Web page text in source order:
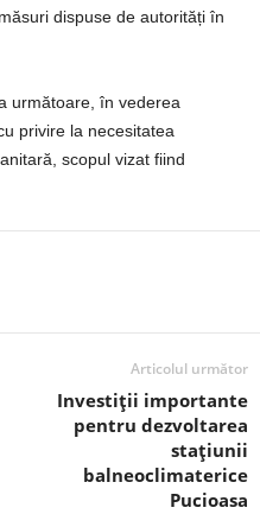
dispuse de autorități în
următoare, în vederea
privire la necesitatea
scopul vizat fiind
Articolul următor
Investiții importante
pentru dezvoltarea
stațiunii
balneoclimaterice
Pucioasa